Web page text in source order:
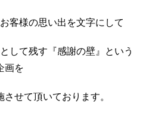
客様の思い出を文字にして
して残す『感謝の壁』という
画を
せて頂いております。